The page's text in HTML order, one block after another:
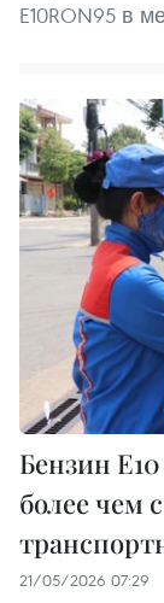
E10RON95 в
Бензин
более чем
21/05/2026 07:29